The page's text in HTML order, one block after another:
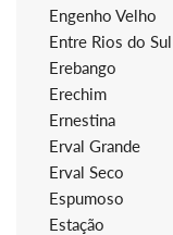
Engenho Velho
Entre Rios do Sul
Erebango
Erechim
Ernestina
Erval Grande
Erval Seco
Espumoso
Estação